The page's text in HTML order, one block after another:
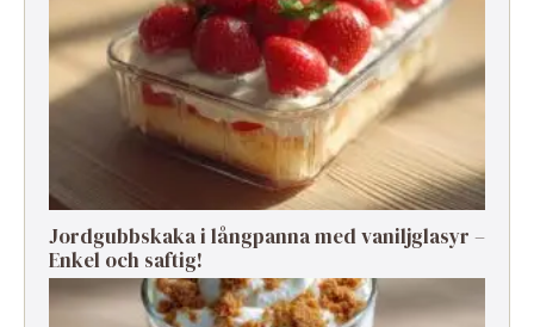
Jordgubbskaka i långpanna med vaniljglasyr –
Enkel och saftig!